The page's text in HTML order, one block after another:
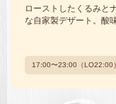
ローストしたくるみと
な自家製デザート。酸
17:00〜23:00（LO22:00